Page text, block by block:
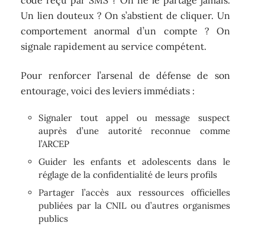
Un lien douteux ? On s’abstient de cliquer. Un
comportement anormal d’un compte ? On
signale rapidement au service compétent.
Pour renforcer l’arsenal de défense de son
entourage, voici des leviers immédiats :
Signaler tout appel ou message suspect
auprès d’une autorité reconnue comme
l’ARCEP
Guider les enfants et adolescents dans le
réglage de la confidentialité de leurs profils
Partager l’accès aux ressources officielles
publiées par la CNIL ou d’autres organismes
publics